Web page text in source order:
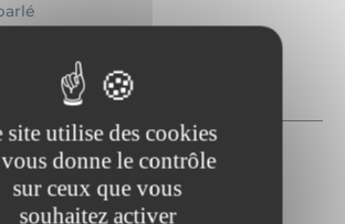
site utilise des cookies
donne le contrôle
sur ceux que vous
souhaitez activer